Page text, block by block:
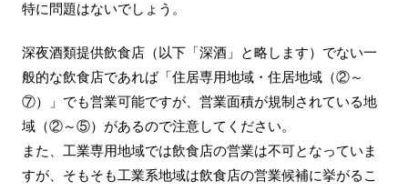
特に問題はないでしょう。
深夜酒類提供飲食店（以下「深酒」と略します）でない一
般的な飲食店であれば「住居専用地域・住居地域（②～
⑦）」でも営業可能ですが、営業面積が規制されている地
域（②～⑤）があるので注意してください。
また、工業専用地域では飲食店の営業は不可となっていま
すが、そもそも工業系地域は飲食店の営業候補に挙がるこ